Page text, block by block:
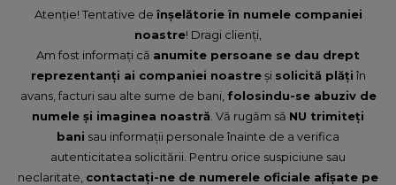
conținut
Atenție! Tentative de înșelătorie în numele companiei
noastre! Dragi clienți,
Am fost informați că anumite persoane se dau drept
reprezentanți ai companiei noastreși solicită plăți în
avans, facturi sau alte sume de bani, folosindu-se abuziv de
numele și imaginea noastră . Vă rugăm să NU trimiteți
bani sau informații personale înainte de a verifica
autenticitatea solicitării. Pentru orice suspiciune sau
neclaritate, contactați-ne de numerele oficiale afișate pe